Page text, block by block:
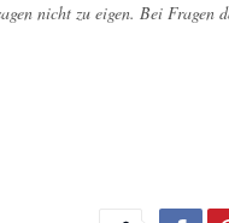
nicht zu eigen. Bei Fragen